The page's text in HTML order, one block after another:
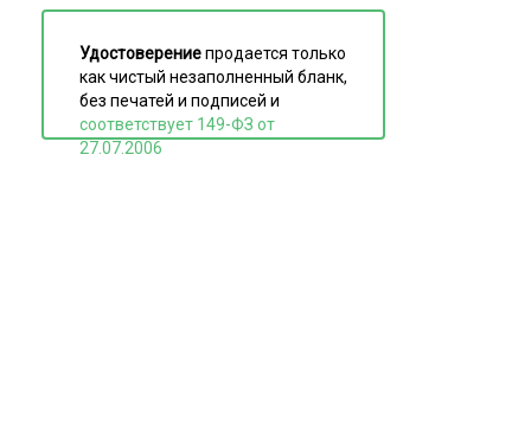
Удостоверениепродается только
как чистый незаполненный бланк,
без печатей и подписей и
соответствует 149-ФЗ от
27.07.2006